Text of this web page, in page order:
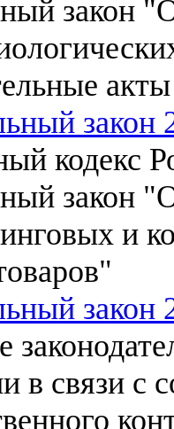
закон
закон
кодекс
закон
и
закон
в связи с